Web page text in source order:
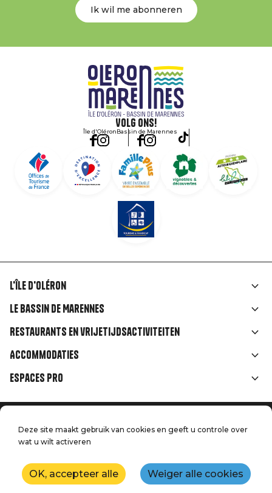
Ik wil me abonneren
Volg ons!
Île d'OléronBassin de Marennes
Liens
rubriques
L'île d'Oléron
Le Bassin de Marennes
Restaurants en vrijetijdsactiviteiten
Accommodaties
Espaces Pro
Menu
de
Juridische informatie
Druk op
Neem contact met ons op
Kaart
Productie: StudioJuillet
Deze site maakt gebruik van cookies en geeft u controle over
wat u wilt activeren
OK, accepteer alle Weiger alle cookies